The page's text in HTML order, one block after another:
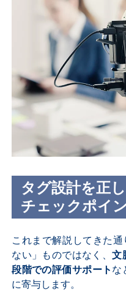
タグ設計を正
チェックポイ
これまで解説してきた
ない」ものではなく、文
段階での評価サポートな
に寄与します。